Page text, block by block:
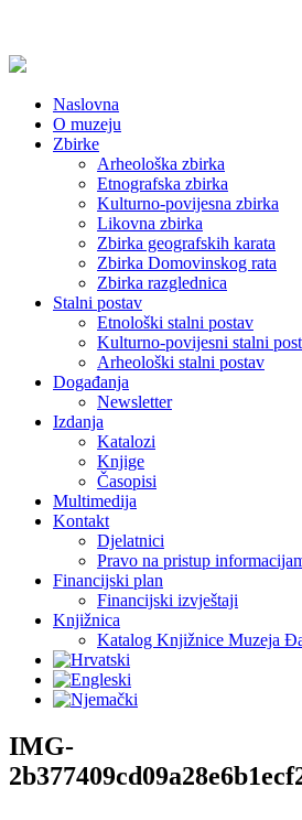
Naslovna
O muzeju
Zbirke
Arheološka zbirka
Etnografska zbirka
Kulturno-povijesna zbirka
Likovna zbirka
Zbirka geografskih karata
Zbirka Domovinskog rata
Zbirka razglednica
Stalni postav
Etnološki stalni postav
Kulturno-povijesni stalni
Arheološki stalni postav
Događanja
Newsletter
Izdanja
Katalozi
Knjige
Časopisi
Multimedija
Kontakt
Djelatnici
Pravo na pristup
Financijski plan
Financijski izvještaji
Knjižnica
Katalog Knjižnice Muzeja
IMG-